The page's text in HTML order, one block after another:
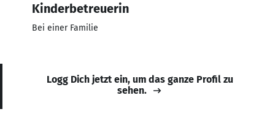
Kinderbetreuerin
Bei einer Familie
Logg Dich jetzt ein, um das ganze Profil zu
sehen.